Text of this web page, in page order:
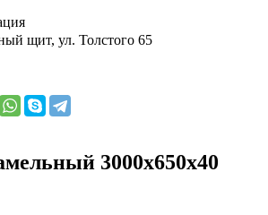
щит, ул. Толстого 65
3000х650х40